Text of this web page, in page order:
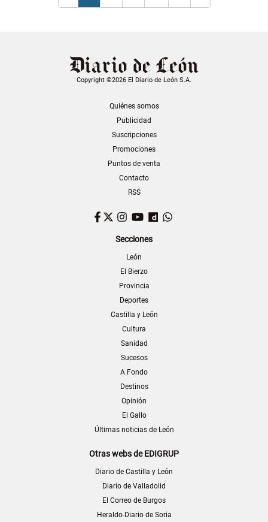
Copyright ©2026 El Diario de León S.A.
Quiénes somos
Publicidad
Suscripciones
Promociones
Puntos de venta
Contacto
RSS
Facebook
TwitterInstagram
YouTubeDailymotion
Secciones
León
El Bierzo
Provincia
Deportes
Castilla y León
Cultura
Sanidad
Sucesos
A Fondo
Destinos
Opinión
El Gallo
Últimas noticias de León
Otras webs de EDIGRUP
Diario de Castilla y León
Diario de Valladolid
El Correo de Burgos
Heraldo-Diario de Soria